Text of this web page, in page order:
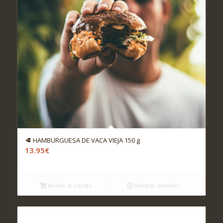
🥩 HAMBURGUESA DE VACA VIEJA 150 g
13.95€
Añadir al carrito Mostrar detalles